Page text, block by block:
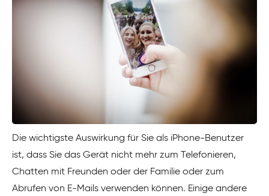
Die wichtigste Auswirkung für Sie als iPhone-Benutzer
ist, dass Sie das Gerät nicht mehr zum Telefonieren,
Chatten mit Freunden oder der Familie oder zum
Abrufen von E-Mails verwenden können. Einige andere